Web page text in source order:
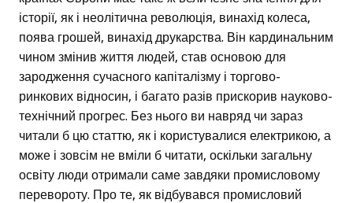
історії, як і неолітична революція, винахід колеса,
поява грошей, винахід друкарства. Він кардинальним
чином змінив життя людей, став основою для
зародження сучасного капіталізму і торгово-
ринкових відносин, і багато разів прискорив науково-
технічний прогрес. Без нього ви навряд чи зараз
читали б цю статтю, як і користувалися електрикою, а
може і зовсім не вміли б читати, оскільки загальну
освіту люди отримали саме завдяки промисловому
перевороту. Про те, як відбувався промисловий